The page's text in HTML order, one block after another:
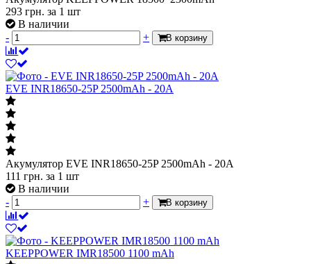
В наличии
-
EVE INR18650-25P 2500mAh - 20A
Акумулятор EVE INR18650-25P 2500mAh - 20A
111грн.за 1 шт
В наличии
-
KEEPPOWER IMR18500 1100 mAh